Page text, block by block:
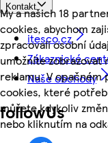
My a našich 18
cookies, abychom
zpracovali osobní
umožníte zobrazovat
reklamu. V opačném
cookies, které
můžete kdykoliv
nebo kliknutím na
Kontakt
itesco.cz
Zákaznické
Naše obchody
followUs